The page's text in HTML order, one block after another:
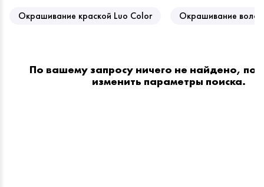
Окрашивание краской Luo Color Окрашивание
По вашему запросу ничего не найдено,
изменить параметры поиска.